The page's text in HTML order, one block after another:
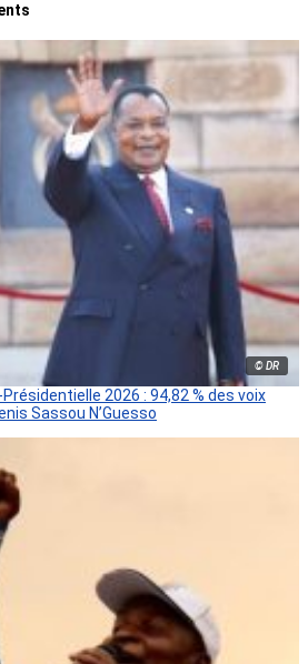
© DR
2026 : 94,82 % des voix
Sassou N’Guesso